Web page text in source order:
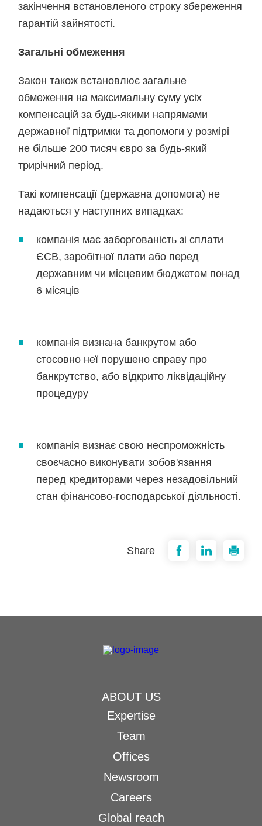
закінчення встановленого строку збереження
гарантій зайнятості.
Загальні обмеження
Закон також встановлює загальне
обмеження на максимальну суму усіх
компенсацій за будь-якими напрямами
державної підтримки та допомоги у розмірі
не більше 200 тисяч євро за будь-який
трирічний період.
Такі компенсації (державна допомога) не
надаються у наступних випадках:
компанія має заборгованість зі сплати
ЄСВ, заробітної плати або перед
державним чи місцевим бюджетом понад
6 місяців
компанія визнана банкрутом або
стосовно неї порушено справу про
банкрутство, або відкрито ліквідаційну
процедуру
компанія визнає свою неспроможність
своєчасно виконувати зобов'язання
перед кредиторами через незадовільний
стан фінансово-господарської діяльності.
Share
ABOUT US
Expertise
Team
Offices
Newsroom
Careers
Global reach